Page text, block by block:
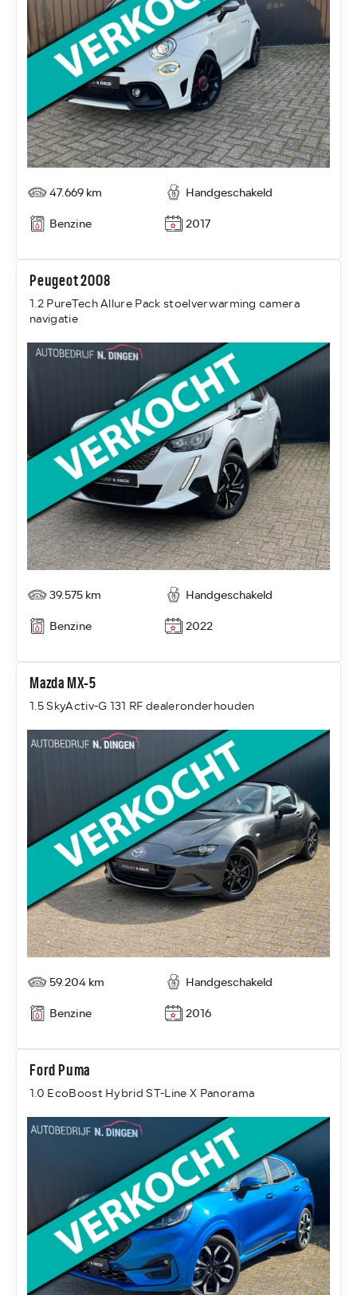
47.669 km
Handgeschakeld
Benzine
2017
Peugeot 2008
1.2 PureTech Allure Pack stoelverwarming camera
navigatie
39.575 km
Handgeschakeld
Benzine
2022
Mazda MX-5
1.5 SkyActiv-G 131 RF dealeronderhouden
59.204 km
Handgeschakeld
Benzine
2016
Ford Puma
1.0 EcoBoost Hybrid ST-Line X Panorama